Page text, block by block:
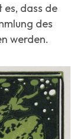
es, dass de
des
werden.